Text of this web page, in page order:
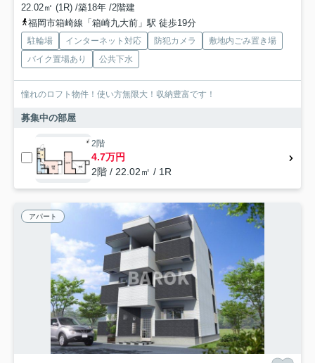
22.02㎡ (1R) /築18年 /2階建
福岡市箱崎線「箱崎九大前」駅 徒歩19分
駐輪場 インターネット対応 防犯カメラ
敷地内ごみ置き場
バイク置場あり
公共下水
憧れのロフト物件！使い方無限大！収納豊富です！
募集中の部屋
2階
4.7万円
2階 / 22.02㎡ / 1R
アパート